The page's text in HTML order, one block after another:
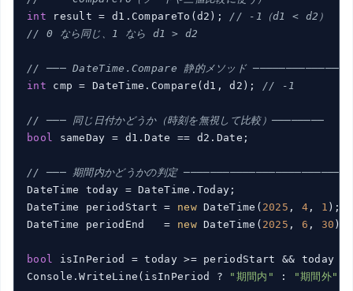
int result = d1.CompareTo(d2); // -1（d1 < d2）
// 0 なら同じ、1 なら d1 > d2
// ─── DateTime.Compare 静的メソッド
int cmp = DateTime.Compare(d1, d2); // -1
// ─── 同じ日付かどうか（時刻を無視して比較）────────
bool sameDay = d1.Date == d2.Date;
// ─── 期間内かどうかの判定 ────────────────────────
DateTime today = DateTime.Today;
DateTime periodStart = new DateTime( 2025 , 4, 1 );
DateTime periodEnd   = new DateTime( 2025 , 6 , 30 );
bool isInPeriod = today >= periodStart && today
Console.WriteLine(isInPeriod ?
"期間内" : "期間外"